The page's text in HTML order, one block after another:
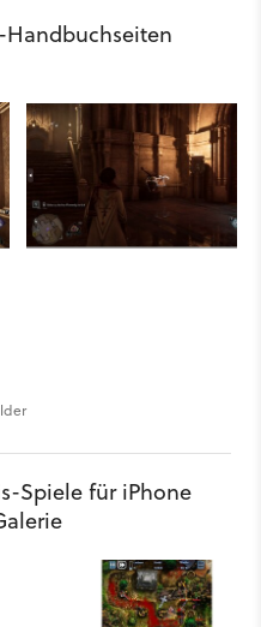
Handbuchseiten
Spiele für iPhone